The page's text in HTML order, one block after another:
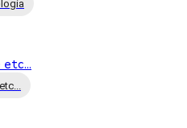
etc...